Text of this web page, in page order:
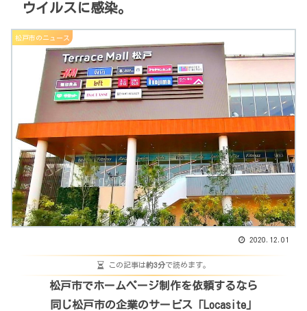
ウイルスに感染。
松戸市のニュース
2020.12.01
この記事は約3分で読めます。
松戸市でホームページ制作を依頼するなら
同じ松戸市の企業のサービス「Locasite」